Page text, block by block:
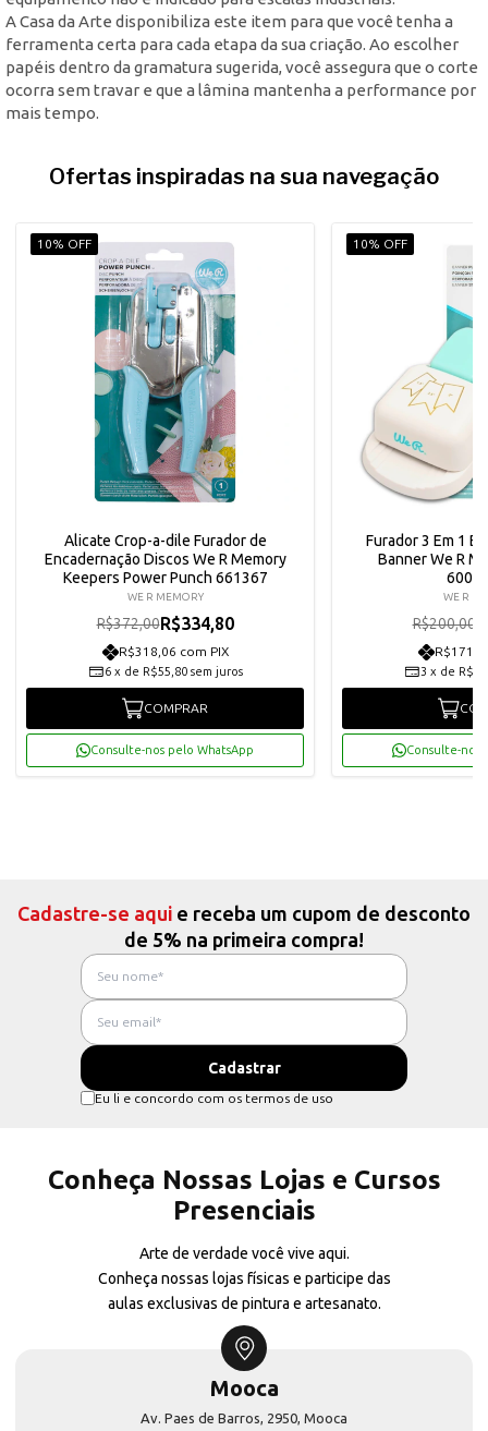
A Casa da Arte disponibiliza este item para que você tenha a
ferramenta certa para cada etapa da sua criação. Ao escolher
papéis dentro da gramatura sugerida, você assegura que o corte
ocorra sem travar e que a lâmina mantenha a performance por
mais tempo.
Ofertas inspiradas na sua navegação
10% OFF
Alicate Crop-a-dile Furador de
Encadernação Discos We R Memory
Keepers Power Punch 661367
WE R MEMORY
R$372,00R$334,80
R$318,06 com PIX
6 x de R$55,80 sem juros
COMPRAR
Consulte-nos pelo WhatsApp
10% OFF
Furador 3 Em 1
Banner We R
WE R
R$200,00
3 x de
Consulte-nos
Cadastre-se aqui e receba um cupom de desconto
de 5% na primeira compra!
Eu li e concordo com os termos de uso
Conheça Nossas Lojas e Cursos
Presenciais
Arte de verdade você vive aqui.
Conheça nossas lojas físicas e participe das
aulas exclusivas de pintura e artesanato.
Mooca
Av. Paes de Barros, 2950, Mooca